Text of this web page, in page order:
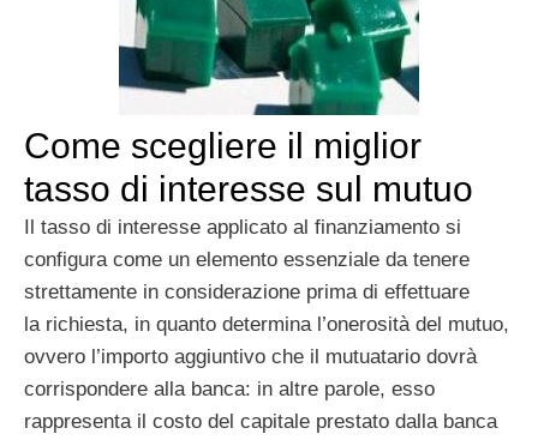
Come scegliere il miglior
tasso di interesse sul mutuo
Il tasso di interesse applicato al finanziamento si
configura come un elemento essenziale da tenere
strettamente in considerazione prima di effettuare
la richiesta, in quanto determina l’onerosità del mutuo,
ovvero l’importo aggiuntivo che il mutuatario dovrà
corrispondere alla banca: in altre parole, esso
rappresenta il costo del capitale prestato dalla banca